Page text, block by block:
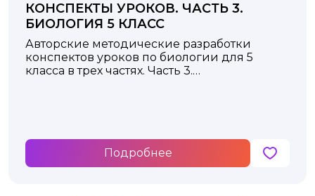
КОНСПЕКТЫ УРОКОВ. ЧАСТЬ 3.
БИОЛОГИЯ 5 КЛАСС
Авторские методические разработки
конспектов уроков по биологии для 5
класса в трех частях. Часть 3.
Подробнее